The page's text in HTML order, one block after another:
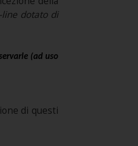
line dotato di
(ad uso
di questi